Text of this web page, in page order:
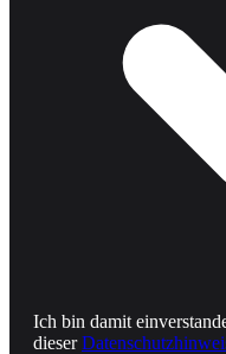
Ich bin damit
dieser